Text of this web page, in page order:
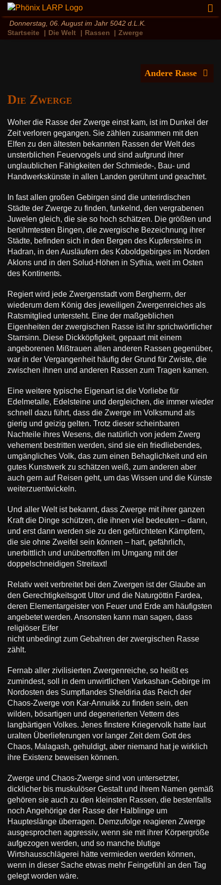
Zum
Inhalt
springen
Donnerstag, 06. August im Jahr 5042 d.L.K.
Startseite
Die Welt Rassen Zwerge
Andere Rasse
Elfen
Halblinge
Lemuren
Menschen
Oger
Orks / Goblins
Schattenelfen
Trolle
Zwerge
Die Zwerge
Woher die Rasse der Zwerge einst kam, ist im Dunkel der
Zeit verloren gegangen. Sie zählen zusammen mit den
Elfen zu den ältesten bekannten Rassen der Welt des
unsterblichen Feuervogels und sind aufgrund ihrer
unglaublichen Fähigkeiten der Schmiede-, Bau- und
Handwerkskünste in allen Landen gerühmt und geachtet.
In fast allen großen Gebirgen sind die unterirdischen
Städte der Zwerge zu finden, funkelnd, den vergrabenen
Juwelen gleich, die sie so hoch schätzen. Die größten und
berühmtesten Bingen, die zwergische Bezeichnung ihrer
Städte, befinden sich in den Bergen des Kupfersteins in
Hadran, in den Ausläufern des Koboldgebirges im Norden
Aklons und in den Solud-Höhen in Sythia, weit im Osten
des Kontinents.
Regiert wird jede Zwergenstadt vom Bergherrn, der
wiederum dem König des jeweiligen Zwergenreiches als
Ratsmitglied untersteht. Eine der maßgeblichen
Eigenheiten der zwergischen Rasse ist ihr sprichwörtlicher
Starrsinn. Diese Dickköpfigkeit, gepaart mit einem
angeborenen Mißtrauen allen anderen Rassen gegenüber,
war in der Vergangenheit häufig der Grund für Zwiste, die
zwischen ihnen und anderen Rassen zum Tragen kamen.
Eine weitere typische Eigenart ist die Vorliebe für
Edelmetalle, Edelsteine und dergleichen, die immer wieder
schnell dazu führt, dass die Zwerge im Volksmund als
gierig und geizig gelten. Trotz dieser scheinbaren
Nachteile ihres Wesens, die natürlich von jedem Zwerg
vehement bestritten werden, sind sie ein friedliebendes,
umgängliches Volk, das zum einen Behaglichkeit und ein
gutes Kunstwerk zu schätzen weiß, zum anderen aber
auch gern auf Reisen geht, um das Wissen und die Künste
weiterzuentwickeln.
Und aller Welt ist bekannt, dass Zwerge mit ihrer ganzen
Kraft die Dinge schützen, die ihnen viel bedeuten – dann,
und erst dann werden sie zu den gefürchteten Kämpfern,
die sie ohne Zweifel sein können – hart, gefährlich,
unerbittlich und unübertroffen im Umgang mit der
doppelschneidigen Streitaxt!
Relativ weit verbreitet bei den Zwergen ist der Glaube an
den Gerechtigkeitsgott Ultor und die Naturgöttin Fardea,
deren Elementargeister von Feuer und Erde am häufigsten
angebetet werden. Ansonsten kann man sagen, dass
religiöser Eifer
nicht unbedingt zum Gebahren der zwergischen Rasse
zählt.
Fernab aller zivilisierten Zwergenreiche, so heißt es
zumindest, soll in dem unwirtlichen Varkashan-Gebirge im
Nordosten des Sumpflandes Sheldiria das Reich der
Chaos-Zwerge von Kar-Annuikk zu finden sein, den
wilden, bösartigen und degenerierten Vettern des
langbärtigen Volkes. Jenes finstere Kriegervolk hatte laut
uralten Überlieferungen vor langer Zeit dem Gott des
Chaos, Malagash, gehuldigt, aber niemand hat je wirklich
ihre Existenz beweisen können.
Zwerge und Chaos-Zwerge sind von untersetzter,
dicklicher bis muskulöser Gestalt und ihrem Namen gemäß
gehören sie auch zu den kleinsten Rassen, die bestenfalls
noch Angehörige der Rasse der Halblinge um
Haupteslänge überragen. Demzufolge reagieren Zwerge
ausgesprochen aggressiv, wenn sie mit ihrer Körpergröße
aufgezogen werden, und so manche blutige
Wirtshausschlägerei hätte vermieden werden können,
wenn in dieser Sache etwas mehr Feingefühl an den Tag
gelegt worden wäre.